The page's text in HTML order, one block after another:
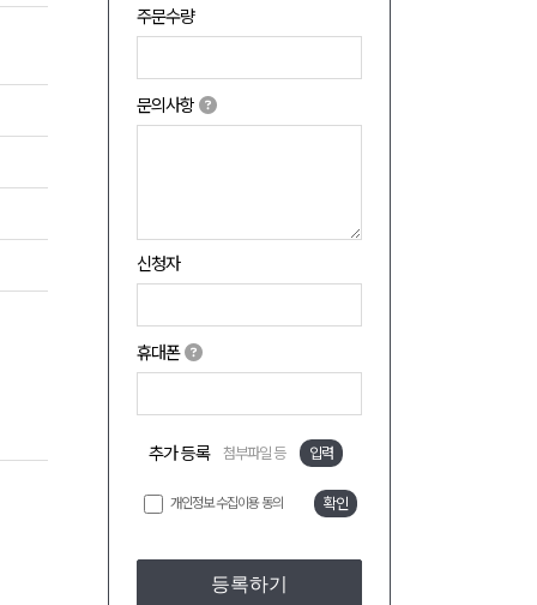
주문수량
문의사항
신청자
휴대폰
추가 등록 첨부파일 등 입력
개인정보 수집이용 동의 확인
등록하기